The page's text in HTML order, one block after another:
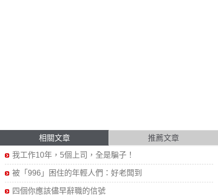
相關文章 推薦文章
我工作10年，5個上司，全是騙子！
被「996」困住的年輕人們：好老闆到
四個你應該儘早辭職的信號